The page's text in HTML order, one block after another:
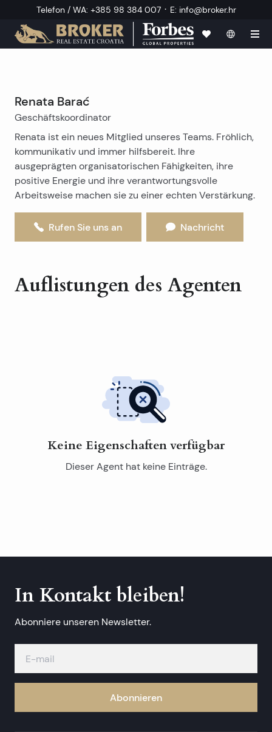
Telefon / WA: +385 98 384 007 · E: info@broker.hr
Renata Barać
Geschäftskoordinator
Renata ist ein neues Mitglied unseres Teams. Fröhlich,
kommunikativ und immer hilfsbereit. Ihre
ausgeprägten organisatorischen Fähigkeiten, ihre
positive Energie und ihre verantwortungsvolle
Arbeitsweise machen sie zu einer echten Verstärkung.
Rufen Sie uns an Nachricht
Auflistungen des Agenten
Keine Eigenschaften verfügbar
Dieser Agent hat keine Einträge.
In Kontakt bleiben!
Abonniere unseren Newsletter.
Abonnieren